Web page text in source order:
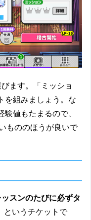
ます。「ミッショ
を組みましょう。な
値もたまるので、
もののほうが良いで
スンのたびに必ずタ
というチケットで